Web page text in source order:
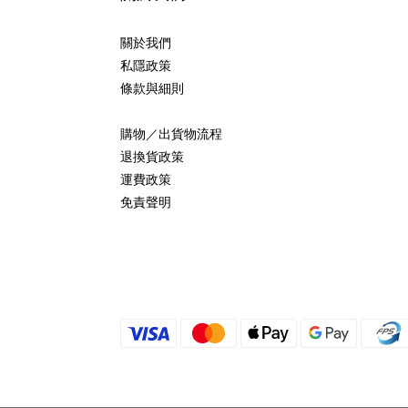
關於我們
私隱政策
條款與細則
購物／出貨物流程
退換貨政策
運費政策
免責聲明